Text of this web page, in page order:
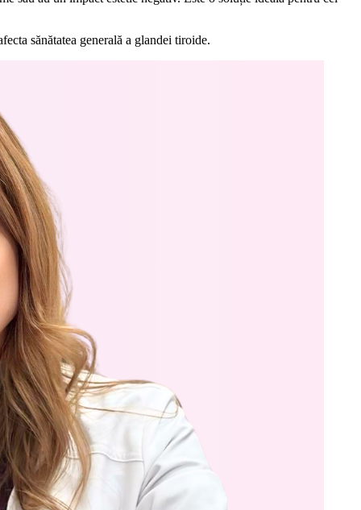
sănătatea generală a glandei tiroide.